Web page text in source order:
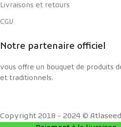
Livraisons et retours
CGV
Notre partenaire officiel
vous offre un bouquet de produits
et traditionnels.